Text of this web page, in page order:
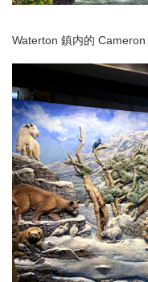
Waterton 鎮内的 Cameron